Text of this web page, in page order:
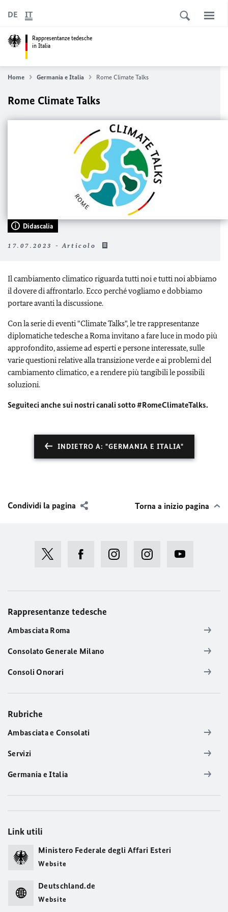
Rappresentanze tedesche
in Italia
DE IT
Home Germania e Italia Rome Climate Talks
Rome Climate Talks
Didascalia
17.07.2023 - Articolo
Il cambiamento climatico riguarda tutti noi e tutti noi abbiamo
il dovere di affrontarlo. Ecco perché vogliamo e dobbiamo
portare avanti la discussione.
Con la serie di eventi "Climate Talks", le tre rappresentanze
diplomatiche tedesche a Roma invitano a fare luce in modo più
approfondito, assieme ad esperti e persone interessate, sulle
varie questioni relative alla transizione verde e ai problemi del
cambiamento climatico, e a rendere più tangibili le possibili
soluzioni.
Seguiteci anche sui nostri canali sotto #RomeClimateTalks.
INDIETRO A: "GERMANIA E ITALIA"
Condividi la pagina Torna a inizio pagina
Rappresentanze tedesche
Ambasciata Roma
Consolato Generale Milano
Consoli Onorari
Rubriche
Ambasciata e Consolati
Servizi
Germania e Italia
Link utili
Ministero Federale degli Affari Esteri
Website
Deutschland.de
Website